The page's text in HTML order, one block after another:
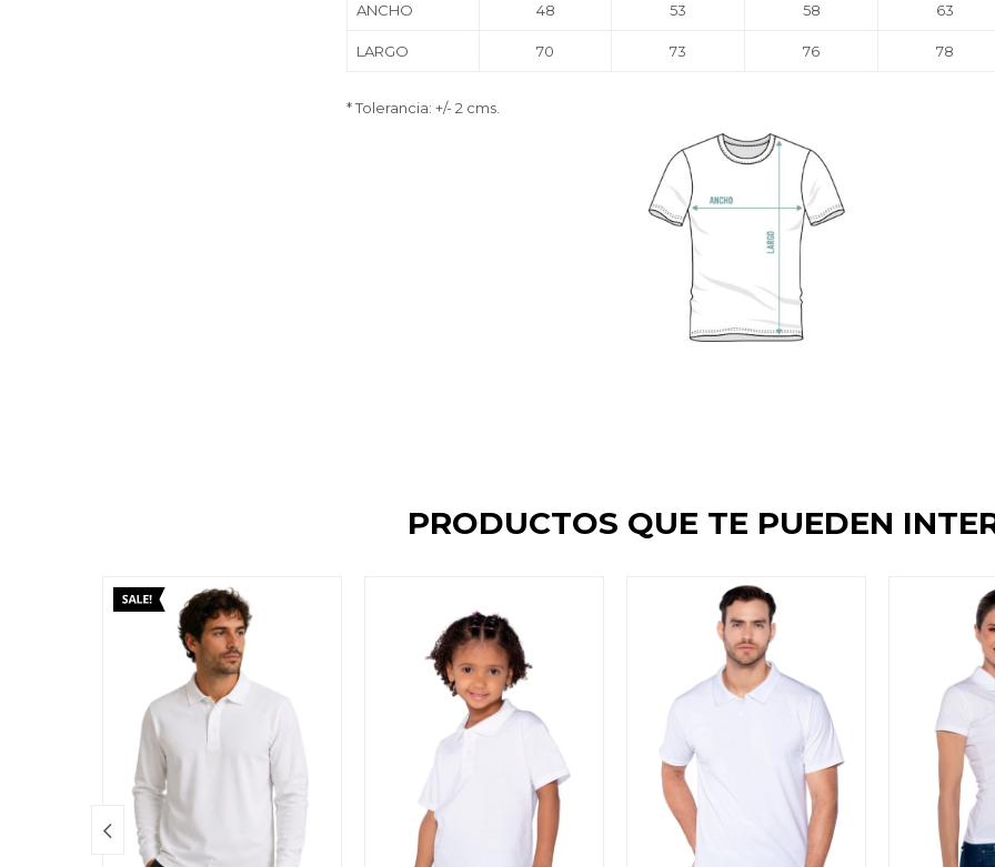
ANCHO 48 53 58 63
LARGO 70 73 76 78
* Tolerancia: +/- 2 cms.
PRODUCTOS QUE TE PUEDEN
